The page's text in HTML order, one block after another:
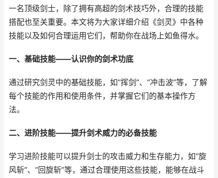
一名顶级剑士，除了拥有高超的剑术技巧外，合理的技能
搭配也至关重要。本文将为大家详细介绍《剑灵》中各种
技能以及如何合理运用它们，帮助你在战场上如鱼得水。
一、基础技能——认识你的剑术功底
通过研究剑灵中的基础技能，如“挥剑”、“冲击波”等，了解
每个技能的作用和使用条件，并掌握它们的基本操作方
法。
二、进阶技能——提升剑术威力的必备技能
学习进阶技能可以提升剑士的攻击威力和生存能力，如“旋
风斩”、“回旋斩”等，通过合理使用这些技能，能够在战斗